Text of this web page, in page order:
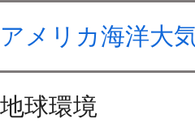
アメリカ海洋大
地球環境